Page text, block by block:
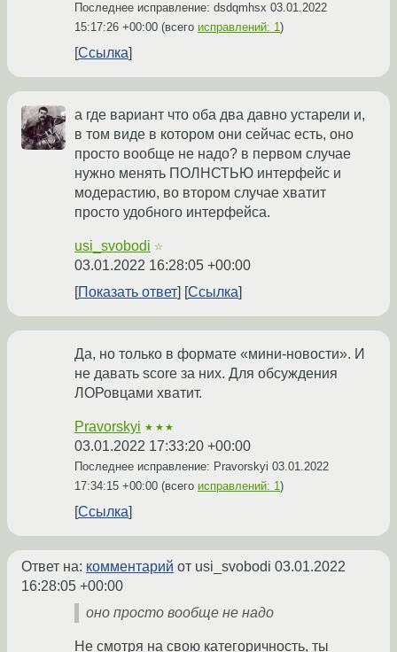
Последнее исправление: dsdqmhsx 03.01.2022
15:17:26 +00:00 (всего исправлений: 1)
Ссылка
а где вариант что оба два давно устарели и,
в том виде в котором они сейчас есть, оно
просто вообще не надо? в первом случае
нужно менять ПОЛНСТЬЮ интерфейс и
модерастию, во втором случае хватит
просто удобного интерфейса.
usi_svobodi ☆
03.01.2022 16:28:05 +00:00
Показать ответ
Ссылка
Да, но только в формате «мини-новости». И
не давать score за них. Для обсуждения
ЛОРовцами хватит.
Pravorskyi ★★★
03.01.2022 17:33:20 +00:00
Последнее исправление: Pravorskyi 03.01.2022
17:34:15 +00:00 (всего исправлений: 1)
Ссылка
Ответ на: комментарий от usi_svobodi 03.01.2022
16:28:05 +00:00
оно просто вообще не надо
Не смотря на свою категоричность, ты